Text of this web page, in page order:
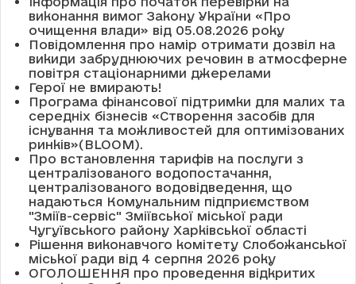
виконання вимог Закону України «Про
очищення влади» від 05.08.2026 року
Повідомлення про намір отримати дозвіл на
викиди забруднюючих речовин в атмосферне
повітря стаціонарними джерелами
Герої не вмирають!
Програма фінансової підтримки для малих та
середніх бізнесів «Створення засобів для
існування та можливостей для оптимізованих
ринків»(BLOOM).
Про встановлення тарифів на послуги з
централізованого водопостачання,
централізованого водовідведення, що
надаються Комунальним підприємством
"Зміїв-сервіс" Зміївської міської ради
Чугуївського району Харківської області
Рішення виконавчого комітету Слобожанської
міської ради від 4 серпня 2026 року
ОГОЛОШЕННЯ про проведення відкритих